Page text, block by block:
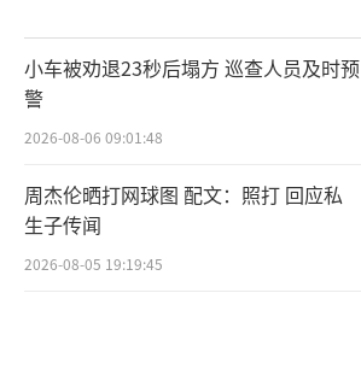
小车被劝退23秒后塌方 巡查人员及时预
警
2026-08-06 09:01:48
周杰伦晒打网球图 配文：照打 回应私
生子传闻
2026-08-05 19:19:45